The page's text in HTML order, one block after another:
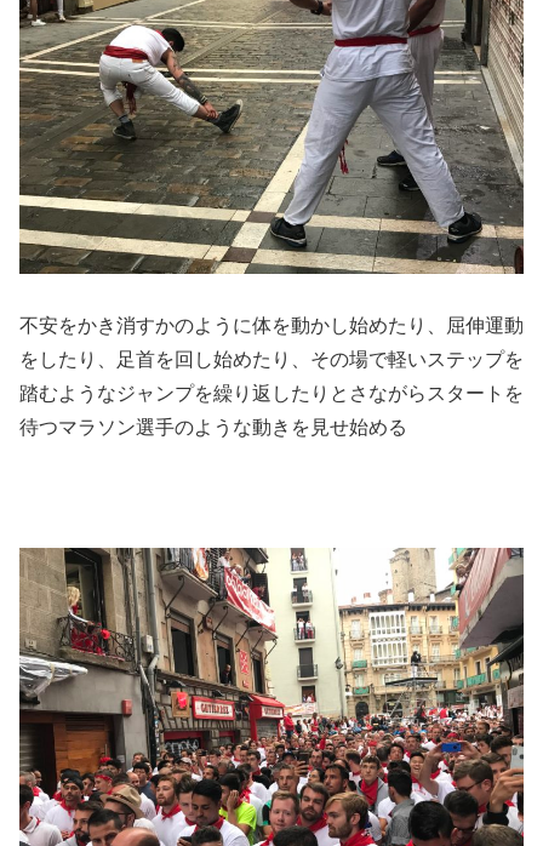
不安をかき消すかのように体を動かし始めたり、屈伸運動
をしたり、足首を回し始めたり、その場で軽いステップを
踏むようなジャンプを繰り返したりとさながらスタートを
待つマラソン選手のような動きを見せ始める